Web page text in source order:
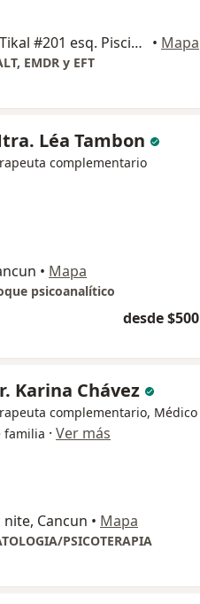
SM 041 M9 Lt1, Av. Tikal #201 esq. Piscis y Aries , Cancun • Mapa
EMDR y EFT
Léa Tambon
complementario
• Mapa
psicoanalítico
desde $500
Karina Chávez
complementario, Médico
familia · Ver más
nite, Cancun • Mapa
PSICOTERAPIA